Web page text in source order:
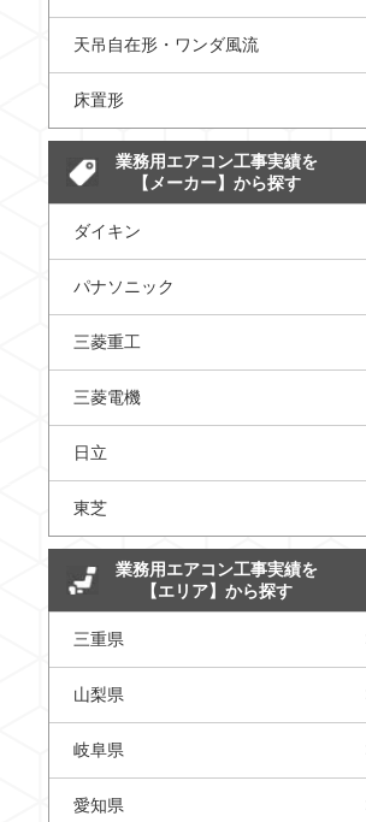
天吊自在形・ワンダ風流
床置形
業務用エアコン工事実績を
【メーカー】から探す
ダイキン
パナソニック
三菱重工
三菱電機
日立
東芝
業務用エアコン工事実績を
【エリア】から探す
三重県
山梨県
岐阜県
愛知県